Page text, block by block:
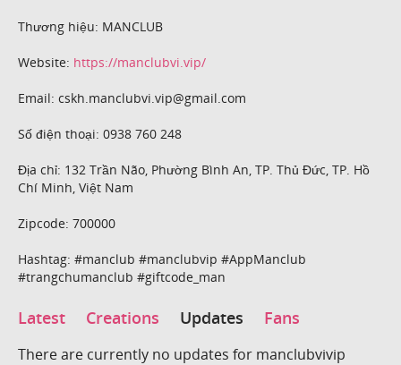
Thương hiệu: MANCLUB
Website: https://manclubvi.vip/
Email: cskh.manclubvi.vip@gmail.com
Số điện thoại: 0938 760 248
Địa chỉ: 132 Trần Não, Phường Bình An, TP. Thủ Đức, TP. Hồ
Chí Minh, Việt Nam
Zipcode: 700000
Hashtag: #manclub #manclubvip #AppManclub
#trangchumanclub #giftcode_man
Latest Creations Updates Fans
There are currently no updates for manclubvivip